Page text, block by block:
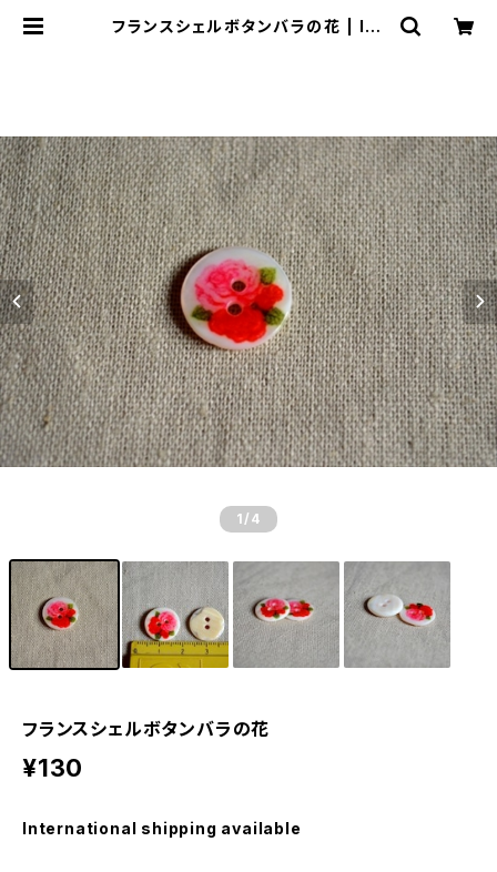
フランスシェルボタンバラの花 | le1
1 /4
フランスシェルボタンバラの花
¥130
International shipping available